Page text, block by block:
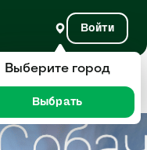
Войти
Отзывы
Выберите город
Выбрать